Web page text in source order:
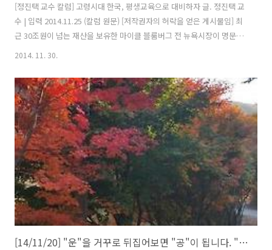
[정진택 교수 칼럼] 고령시대 한국, 평생교육으로 대비하자 글. 정진택 교
수 | 입력 2014.11.25 (칼럼 원문) [저작권자의 허락을 얻은 게시물임] 최
근 30조원이 넘는 재산을 보유한 마이클 블룸버그 전 뉴욕시장이 명문대
에 진학하는 것을 배관공이 되는 것과 비교해 화제가 되었다. 학업 능력
공이 되는 것이 더 나을 수 있다는 주장이다. 하지만 미국 백악관 홈페이
지에는 ‘고등(대학)교육은 잠재적 수입을 늘리고 실업의 위험성을 줄일
수 있는 미래에 대한 가장 중요하고 유일한 투자’라고 정의하고 있다. 실
제로 미국 대학 졸업자의 71%가 학자금 융자를 받은 채무자이고 채무금
액이 평균 3만달러에 달한다. 버락 오바마 행정부는 이 채무부담..
2014. 11. 30.
[14/11/20] "운"을 거꾸로 뒤집어보면 "공"이 됩니다. "공"을 들이면 "운"이 따릅니다.